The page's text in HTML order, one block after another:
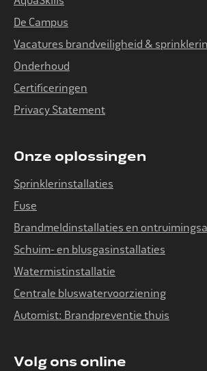
De Campus
Vacatures brandveiligheid &
Onderhoud
Certificeringen
Privacy Statement
Onze oplossingen
Sprinklerinstallaties
Fuse
Brandmeldinstallaties en
Schuim- en blusgasinstallaties
Watermistinstallatie
Centrale bluswatervoorziening
Automist: Brandpreventie thuis
Volg ons online